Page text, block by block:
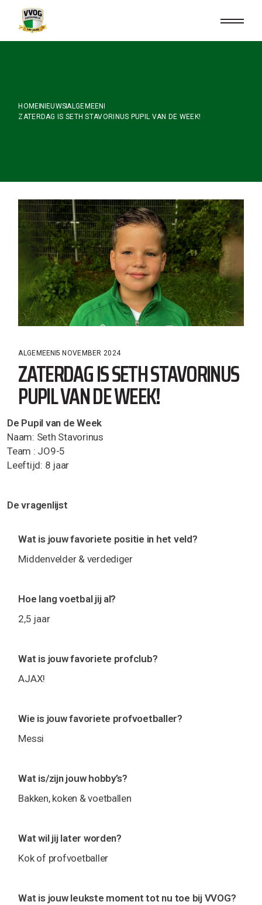
content
HOME NIEUWSALGEMEEN
ZATERDAG IS SETH STAVORINUS PUPIL VAN DE WEEK!
ALGEMEEN 5 NOVEMBER 2024
ZATERDAG IS SETH STAVORINUS
PUPIL VAN DE WEEK!
De Pupil van de Week
Naam: Seth Stavorinus
Team : JO9-5
Leeftijd: 8 jaar
De vragenlijst
Wat is jouw favoriete positie in het veld?
Middenvelder & verdediger
Hoe lang voetbal jij al?
2,5 jaar
Wat is jouw favoriete profclub?
AJAX!
Wie is jouw favoriete profvoetballer?
Messi
Wat is/zijn jouw hobby’s?
Bakken, koken & voetballen
Wat wil jij later worden?
Kok of profvoetballer
Wat is jouw leukste moment tot nu toe bij VVOG?